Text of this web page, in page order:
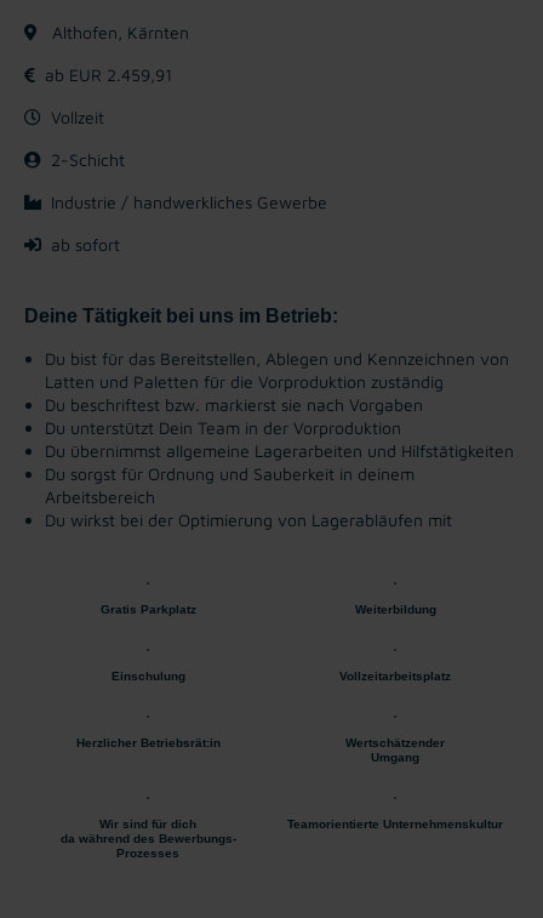
Althofen, Kärnten
ab EUR 2.459,91
Vollzeit
2-Schicht
Industrie / handwerkliches Gewerbe
ab sofort
Deine Tätigkeit bei uns im Betrieb:
Du bist für das Bereitstellen, Ablegen und Kennzeichnen von
Latten und Paletten für die Vorproduktion zuständig
Du beschriftest bzw. markierst sie nach Vorgaben
Du unterstützt Dein Team in der Vorproduktion
Du übernimmst allgemeine Lagerarbeiten und Hilfstätigkeiten
Du sorgst für Ordnung und Sauberkeit in deinem
Arbeitsbereich
Du wirkst bei der Optimierung von Lagerabläufen mit
Gratis Parkplatz Weiterbildung
Einschulung Vollzeitarbeitsplatz
Herzlicher Betriebsrät:in
Wertschätzender
Umgang
Wir sind für dich
da während des Bewerbungs-
Prozesses
Teamorientierte Unternehmenskultur